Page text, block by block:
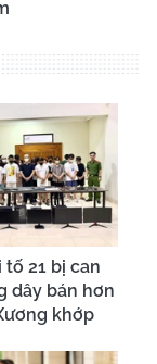
tố 21 bị can
dây bán hơn
khớp